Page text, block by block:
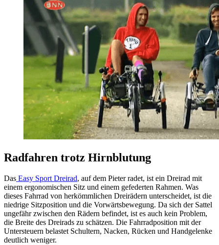
Radfahren trotz Hirnblutung
Das Easy Sport Dreirad, auf dem Pieter radet, ist ein Dreirad mit
einem ergonomischen Sitz und einem gefederten Rahmen. Was
dieses Fahrrad von herkömmlichen Dreirädern unterscheidet, ist die
niedrige Sitzposition und die Vorwärtsbewegung. Da sich der Sattel
ungefähr zwischen den Rädern befindet, ist es auch kein Problem,
die Breite des Dreirads zu schätzen. Die Fahrradposition mit der
Untersteuern belastet Schultern, Nacken, Rücken und Handgelenke
deutlich weniger.